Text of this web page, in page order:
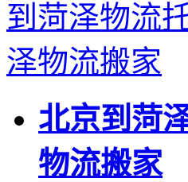
北京到菏
物流搬家